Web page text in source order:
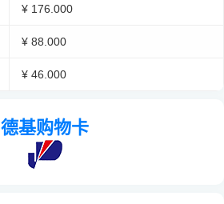
¥ 176.000
¥ 88.000
¥ 46.000
德基购物卡